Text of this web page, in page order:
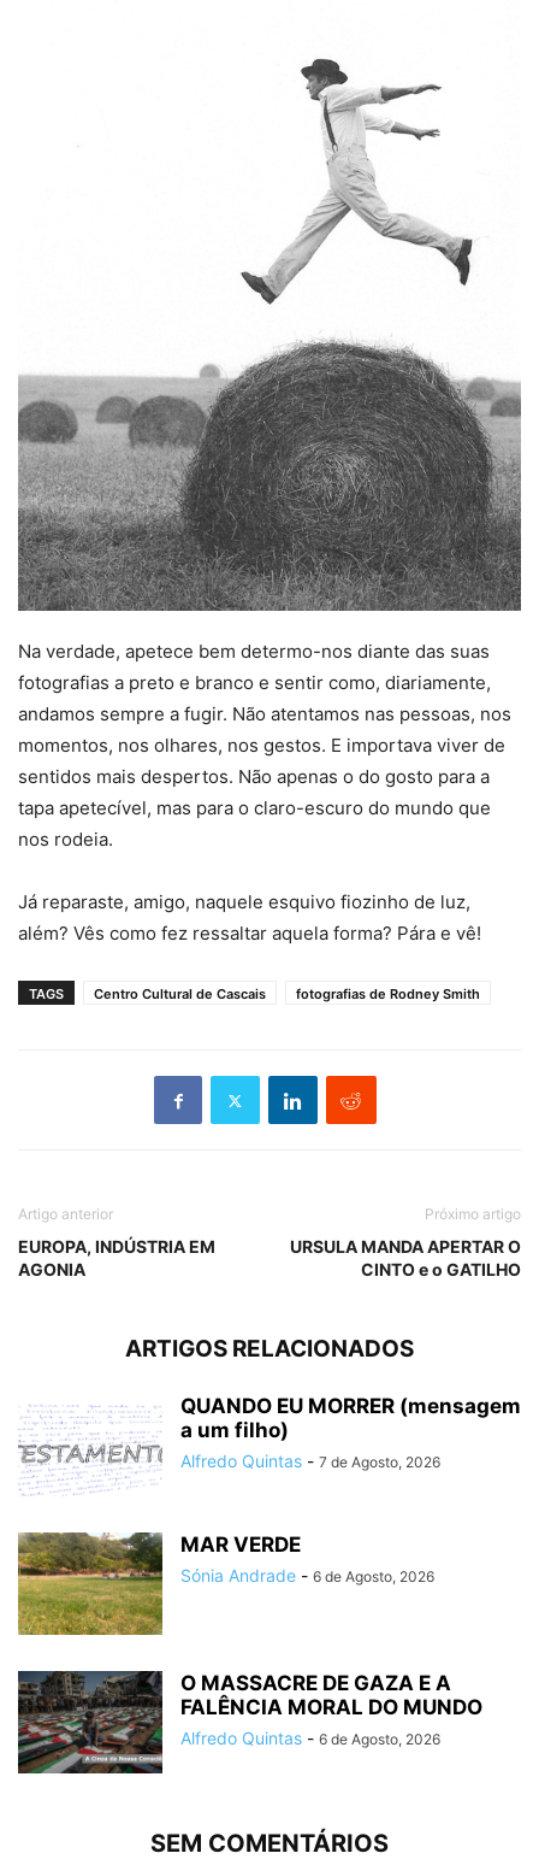
Na verdade, apetece bem determo-nos diante das suas
fotografias a preto e branco e sentir como, diariamente,
andamos sempre a fugir. Não atentamos nas pessoas, nos
momentos, nos olhares, nos gestos. E importava viver de
sentidos mais despertos. Não apenas o do gosto para a
tapa apetecível, mas para o claro-escuro do mundo que
nos rodeia.
Já reparaste, amigo, naquele esquivo fiozinho de luz,
além? Vês como fez ressaltar aquela forma? Pára e vê!
TAGS Centro Cultural de Cascais fotografias de Rodney Smith
Artigo anterior
EUROPA, INDÚSTRIA EM
AGONIA
Próximo artigo
URSULA MANDA APERTAR O
CINTO e o GATILHO
ARTIGOS RELACIONADOS
QUANDO EU MORRER (mensagem
a um filho)
Alfredo Quintas - 7 de Agosto, 2026
MAR VERDE
Sónia Andrade - 6 de Agosto, 2026
O MASSACRE DE GAZA E A
FALÊNCIA MORAL DO MUNDO
Alfredo Quintas - 6 de Agosto, 2026
SEM COMENTÁRIOS